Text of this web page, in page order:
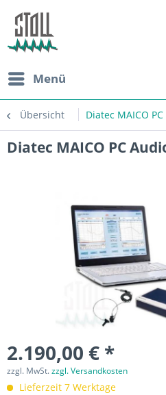
Menü
Übersicht Diatec MAICO
Diatec MAICO PC
2.190,00 € *
zzgl. MwSt.zzgl. Versandkosten
Lieferzeit 7 Werktage